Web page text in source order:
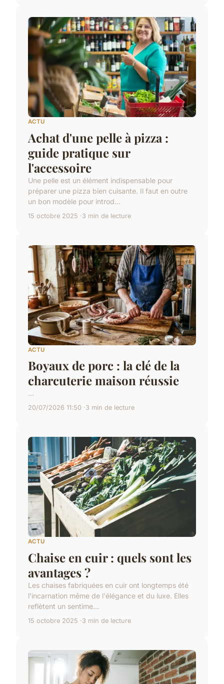
ACTU
Achat d'une pelle à pizza :
guide pratique sur
l'accessoire
Une pelle est un élément indispensable pour
préparer une pizza bien cuisante. Il faut en outre
un bon modèle pour introd...
15 octobre 2025 3 min de lecture
ACTU
Boyaux de porc : la clé de la
charcuterie maison réussie
...
20/07/2026 11:50 3 min de lecture
ACTU
Chaise en cuir : quels sont les
avantages ?
Les chaises fabriquées en cuir ont longtemps été
l'incarnation même de l'élégance et du luxe. Elles
reflètent un sentime...
15 octobre 2025 3 min de lecture